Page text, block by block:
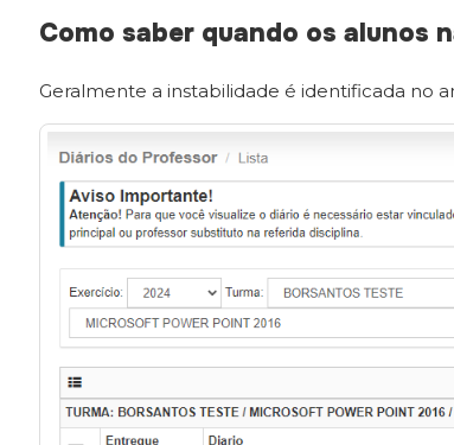
Como saber quando os alunos
Geralmente a instabilidade é identificada no